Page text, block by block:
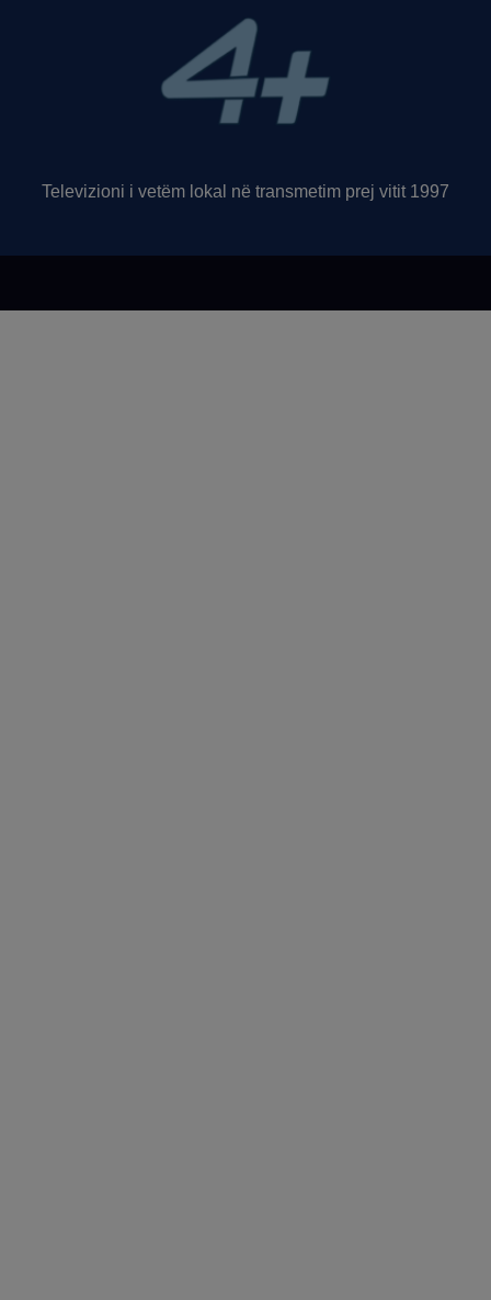
Televizioni i vetëm lokal në transmetim prej vitit 1997